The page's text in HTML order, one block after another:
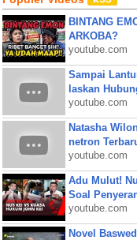
BINTANG
ARKOBA?
youtube.com
Sampai
laskan
youtube.com
Natasha
netron
youtube.com
Adu Mulut!
Soal
youtube.com
Novel